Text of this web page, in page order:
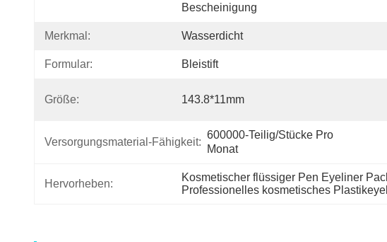
Bescheinigung
Merkmal: Wasserdicht
Formular: Bleistift
Größe: 143.8*11mm
Versorgungsmaterial-Fähigkeit:
600000-Teilig/Stücke Pro
Monat
Hervorheben:
Kosmetischer flüssiger Pen Eyeliner
Professionelles kosmetisches